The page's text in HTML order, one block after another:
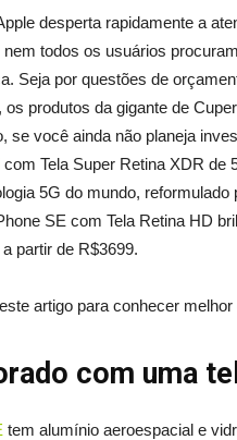
desperta rapidamente a
todos os usuários
Seja por questões de
os produtos da gigante de
se você ainda não planeja
com Tela Super Retina XDR de
5G do mundo,
SE com Tela Retina HD
partir de R$3699.
artigo para conhecer
com uma
tem alumínio aeroespacial e